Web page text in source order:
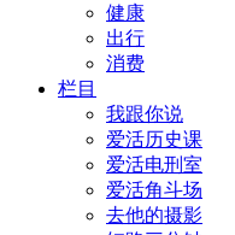
健康
出行
消费
栏目
我跟你说
爱活历史课
爱活电刑室
爱活角斗场
去他的摄影